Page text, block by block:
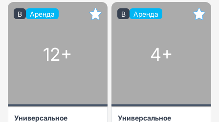
B Аренда
12+
Универсальное
B Аренда
4+
Универсальное